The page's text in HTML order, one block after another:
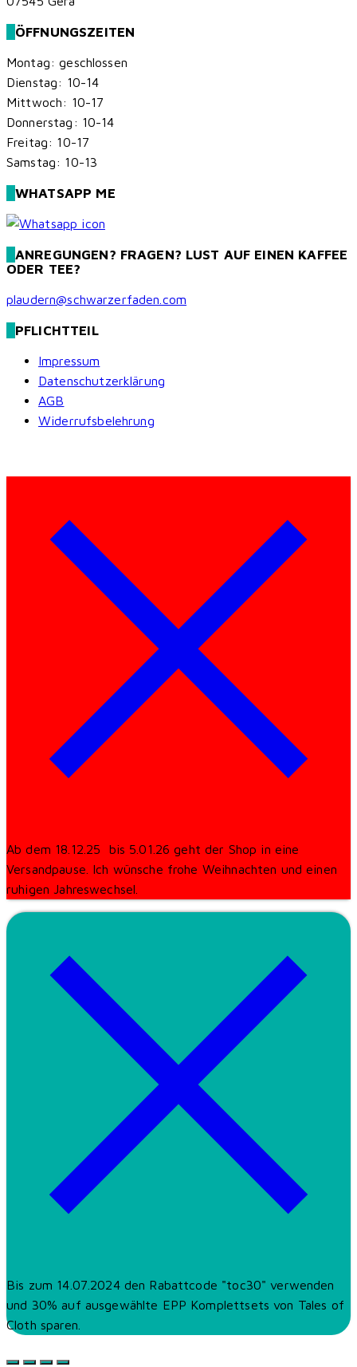
ÖFFNUNGSZEITEN
Montag: geschlossen
Dienstag: 10-14
Mittwoch: 10-17
Donnerstag: 10-14
Freitag: 10-17
Samstag: 10-13
WHATSAPP ME
ANREGUNGEN? FRAGEN? LUST AUF EINEN KAFFEE
ODER TEE?
plaudern@schwarzerfaden.com
PFLICHTTEIL
Impressum
Datenschutzerklärung
AGB
Widerrufsbelehrung
Ab dem 18.12.25 bis 5.01.26 geht der Shop in eine
Versandpause. Ich wünsche frohe Weihnachten und einen
ruhigen Jahreswechsel.
Bis zum 14.07.2024 den Rabattcode "toc30" verwenden
und 30% auf ausgewählte EPP Komplettsets von Tales of
Cloth sparen.